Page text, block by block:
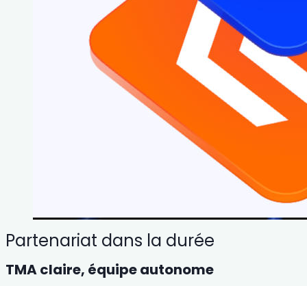
Partenariat dans la durée
TMA claire, équipe autonome